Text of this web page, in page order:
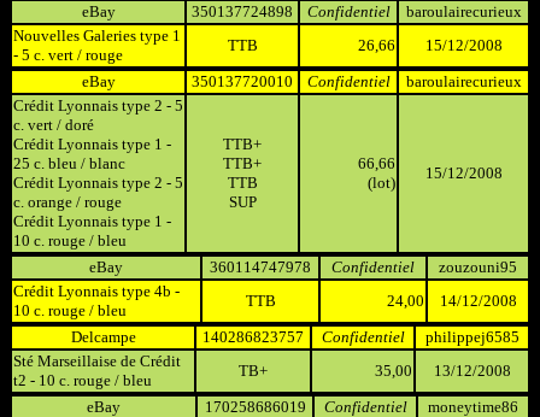
eBay
350137724898 Confidentiel
baroulairecurieux
Nouvelles Galeries type 1
- 5 c. vert / rouge
TTB 26,66
15/12/2008
eBay
350137720010 Confidentiel
baroulairecurieux
Crédit Lyonnais type 2 - 5
c. vert / doré
Crédit Lyonnais type 1 -
25 c. bleu / blanc
Crédit Lyonnais type 2 - 5
c. orange / rouge
Crédit Lyonnais type 1 -
10 c. rouge / bleu
TTB+
TTB+
TTB
SUP
66,66
(lot)
15/12/2008
eBay 360114747978 Confidentiel
zouzouni95
Crédit Lyonnais type 4b -
10 c. rouge / bleu
TTB 24,00
14/12/2008
Delcampe
140286823757 Confidentiel
philippej6585
Sté Marseillaise de Crédit
t2 - 10 c. rouge / bleu
TB+ 35,00
13/12/2008
eBay
170258686019 Confidentiel
moneytime86